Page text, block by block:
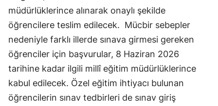
müdürlüklerince alınarak onaylı şekilde
öğrencilere teslim edilecek. Mücbir sebepler
nedeniyle farklı illerde sınava girmesi gereken
öğrenciler için başvurular, 8 Haziran 2026
tarihine kadar ilgili millî eğitim müdürlüklerince
kabul edilecek. Özel eğitim ihtiyacı bulunan
öğrencilerin sınav tedbirleri de sınav giriş